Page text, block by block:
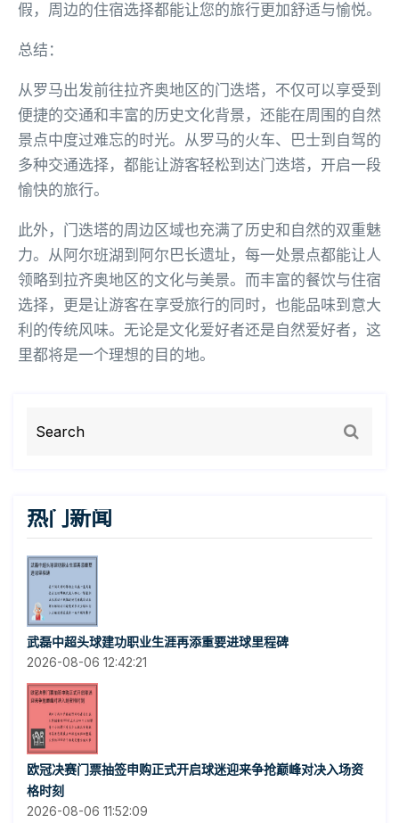
假，周边的住宿选择都能让您的旅行更加舒适与愉悦。
总结：
从罗马出发前往拉齐奥地区的门迭塔，不仅可以享受到
便捷的交通和丰富的历史文化背景，还能在周围的自然
景点中度过难忘的时光。从罗马的火车、巴士到自驾的
多种交通选择，都能让游客轻松到达门迭塔，开启一段
愉快的旅行。
此外，门迭塔的周边区域也充满了历史和自然的双重魅
力。从阿尔班湖到阿尔巴长遗址，每一处景点都能让人
领略到拉齐奥地区的文化与美景。而丰富的餐饮与住宿
选择，更是让游客在享受旅行的同时，也能品味到意大
利的传统风味。无论是文化爱好者还是自然爱好者，这
里都将是一个理想的目的地。
热门新闻
武磊中超头球建功职业生涯再添重要进球里程碑
2026-08-06 12:42:21
欧冠决赛门票抽签申购正式开启球迷迎来争抢巅峰对决入场资
格时刻
2026-08-06 11:52:09